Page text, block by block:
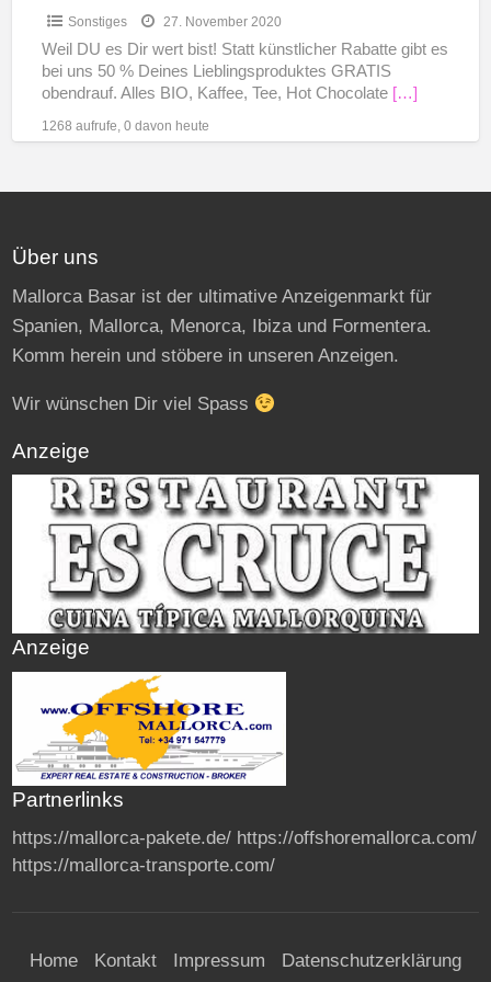
Sonstiges 27. November 2020
Weil DU es Dir wert bist! Statt künstlicher Rabatte gibt es
bei uns 50 % Deines Lieblingsproduktes GRATIS
obendrauf. Alles BIO, Kaffee, Tee, Hot Chocolate […]
1268 aufrufe, 0 davon heute
Über uns
Mallorca Basar ist der ultimative Anzeigenmarkt für
Spanien, Mallorca, Menorca, Ibiza und Formentera.
Komm herein und stöbere in unseren Anzeigen.
Wir wünschen Dir viel Spass
Anzeige
Anzeige
Partnerlinks
https://mallorca-pakete.de/ https://offshoremallorca.com/
https://mallorca-transporte.com/
Home Kontakt Impressum
Datenschutzerklärung